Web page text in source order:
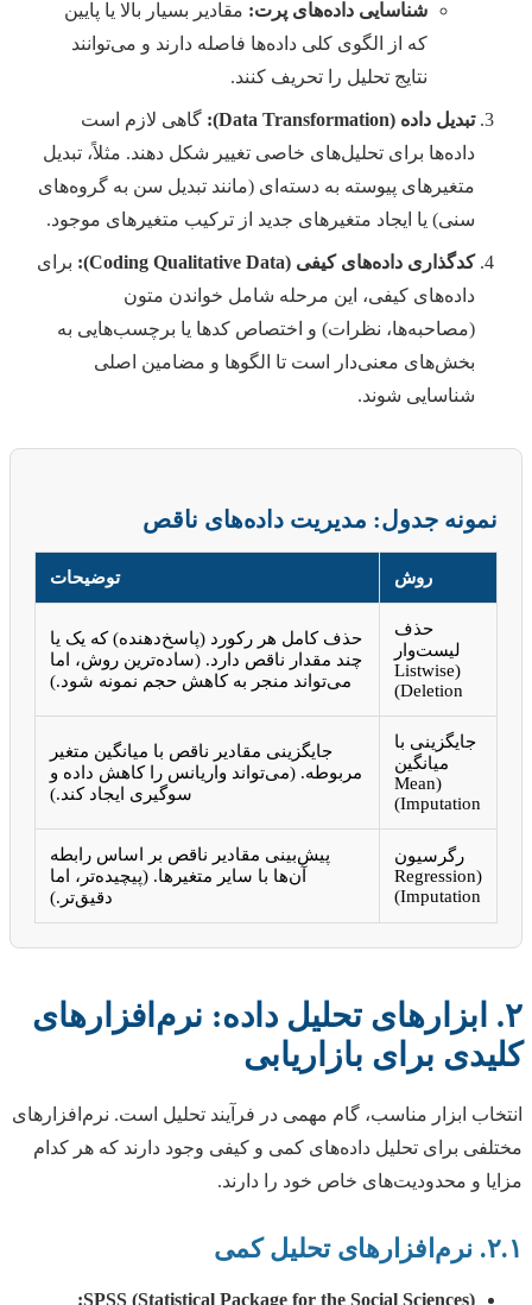
شناسایی داده‌های پرت: مقادیر بسیار بالا یا پایین
که از الگوی کلی داده‌ها فاصله دارند و می‌توانند
نتایج تحلیل را تحریف کنند.
تبدیل داده (Data Transformation):
گاهی لازم است
داده‌ها برای تحلیل‌های خاصی تغییر شکل دهند. مثلاً، تبدیل
متغیرهای پیوسته به دسته‌ای (مانند تبدیل سن به گروه‌های
سنی) یا ایجاد متغیرهای جدید از ترکیب متغیرهای موجود.
کدگذاری داده‌های کیفی (Coding Qualitative Data):
برای
داده‌های کیفی، این مرحله شامل خواندن متون
(مصاحبه‌ها، نظرات) و اختصاص کدها یا برچسب‌هایی به
بخش‌های معنی‌دار است تا الگوها و مضامین اصلی
شناسایی شوند.
نمونه جدول: مدیریت داده‌های ناقص
روش توضیحات
حذف
لیست‌وار
(Listwise
Deletion)
حذف کامل هر رکورد (پاسخ‌دهنده) که یک یا
چند مقدار ناقص دارد. (ساده‌ترین روش، اما
می‌تواند منجر به کاهش حجم نمونه شود.)
جایگزینی با
میانگین
(Mean
Imputation)
جایگزینی مقادیر ناقص با میانگین متغیر
مربوطه. (می‌تواند واریانس را کاهش داده و
سوگیری ایجاد کند.)
رگرسیون
(Regression
Imputation)
پیش‌بینی مقادیر ناقص بر اساس رابطه
آن‌ها با سایر متغیرها. (پیچیده‌تر، اما
دقیق‌تر.)
۲. ابزارهای تحلیل داده: نرم‌افزارهای
کلیدی برای بازاریابی
انتخاب ابزار مناسب، گام مهمی در فرآیند تحلیل است. نرم‌افزارهای
مختلفی برای تحلیل داده‌های کمی و کیفی وجود دارند که هر کدام
مزایا و محدودیت‌های خاص خود را دارند.
۲.۱. نرم‌افزارهای تحلیل کمی
SPSS (Statistical Package for the Social Sciences):